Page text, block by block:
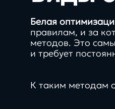
Белая
правилам, и за
методов. Это
и требует
К таким методам